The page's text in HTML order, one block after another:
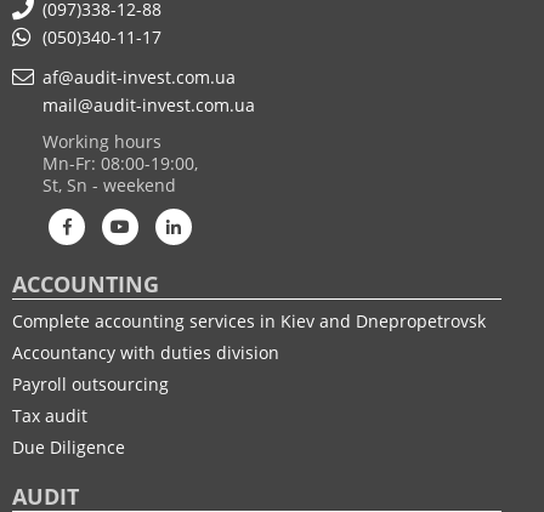
(097)338-12-88
(050)340-11-17
af@audit-invest.com.ua
mail@audit-invest.com.ua
Working hours
Mn-Fr: 08:00-19:00,
St, Sn - weekend
ACCOUNTING
Complete accounting services in Kiev and Dnepropetrovsk
Accountancy with duties division
Payroll outsourcing
Tax audit
Due Diligence
AUDIT